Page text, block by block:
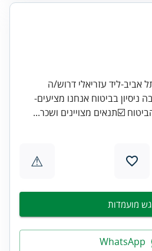
אביב-ליד עזריאלי דרוש/ה
ניסיון בביטוח אנחנו מציעים-
☑️תנאים מצויינים ושכר...
⚠
מועמדות